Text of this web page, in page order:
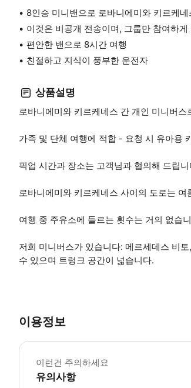
8인승 미니밴으로 로바니에미와 키르케
이것은 비공개 전송이며, 그룹만 참여하게
편안한 밴으로 8시간 여행
친절하고 지식이 풍부한 운전자
상품설명
로바니에미와 키르케네스 간 개인 미니버
가족 및 단체 여행에 적합 - 요청 시 유아용
픽업 시간과 장소는 고객님과 협의해 드립니
로바니에미와 키르케네스 사이의 도로는
여행 중 주유소에 들르는 횟수는 거의 없습
저희 미니버스가 있습니다: 메르세데스 비
수 있으며 트렁크 공간이 넓습니다.
이용정보
이런건 주의하세요
유의사항